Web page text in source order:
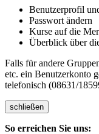
Benutzerprofil
Passwort ändern
Kurse auf die
Überblick über
Falls für andere
etc. ein Benutzerkonto
telefonisch (08631/
schließen
So erreichen Sie uns: